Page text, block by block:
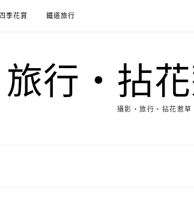
四季花賞 鐵道旅行
行‧拈花
攝影‧旅行‧拈花惹草